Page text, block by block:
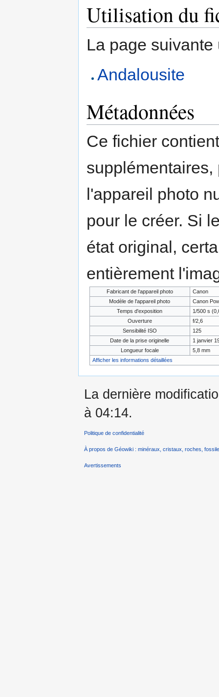
Utilisation du
La page
Andalousite
Métadonnées
Ce fichier
l'appareil photo
pour le créer. Si
état original,
entièrement
Fabricant de l'appareil photo
Canon
Modèle de l'appareil photo
Canon
Temps d'exposition
1/500 s
Ouverture
f/2,6
Sensibilité ISO
125
Date de la prise originelle
1 janvier
Longueur focale
5,8 mm
Afficher les informations détaillées
La dernière
à 04:14.
Politique de confidentialité
À propos de Géowiki : minéraux, cristaux, roches,
Avertissements